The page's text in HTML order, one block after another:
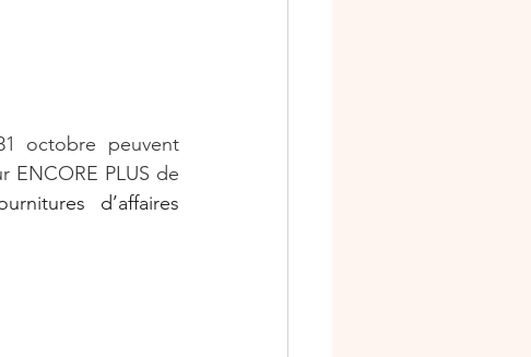
octobre peuvent
ENCORE PLUS de